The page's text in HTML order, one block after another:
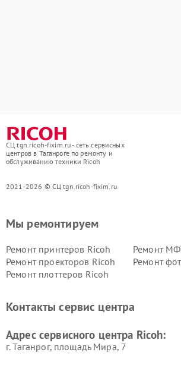
СЦ tgn.ricoh-fixim.ru - сеть сервисных
центров в Таганроге по ремонту и
обслуживанию техники Ricoh
2021-2026 © СЦ tgn.ricoh-fixim.ru
Мы ремонтируем
Ремонт принтеров Ricoh
Ремонт
Ремонт проекторов Ricoh
Ремонт
Ремонт плоттеров Ricoh
Контакты сервис центра
Адрес сервисного центра Ricoh:
г. Таганрог, площадь Мира, 7